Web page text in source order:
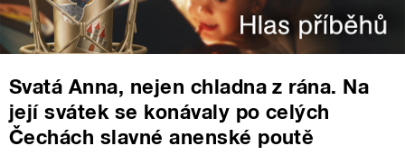
Svatá Anna, nejen chladna z rána. Na
její svátek se konávaly po celých
Čechách slavné anenské poutě